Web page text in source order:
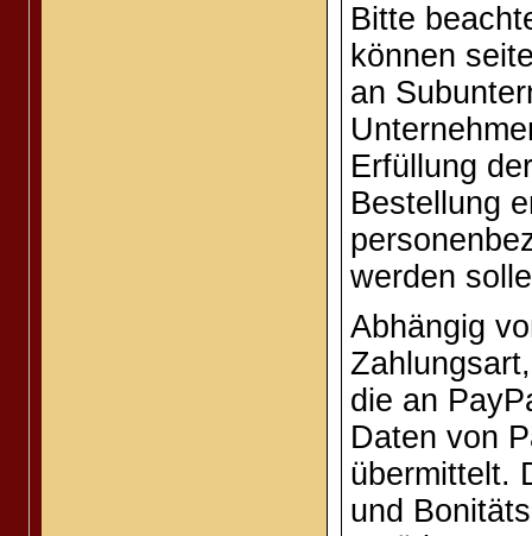
Bitte
können
an
Erfüllung
Bestellung
werden
Abhängig
die an
Daten von
übermittelt.
und